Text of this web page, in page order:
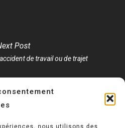
nous utilisons des
Post
de travail ou de trajet